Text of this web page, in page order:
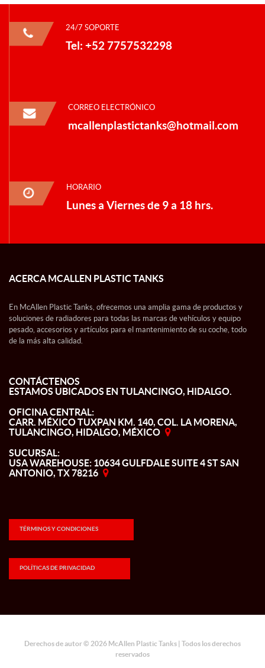
24/7 SOPORTE
Tel: +52 7757532298
CORREO ELECTRÓNICO
mcallenplastictanks@hotmail.com
HORARIO
Lunes a Viernes de 9 a 18 hrs.
ACERCA MCALLEN PLASTIC TANKS
En McAllen Plastic Tanks, ofrecemos una amplia gama de productos y
soluciones de radiadores para todas las marcas de vehículos y equipo
pesado, accesorios y artículos para el mantenimiento de su coche, todo
de la más alta calidad.
CONTÁCTENOS
ESTAMOS UBICADOS EN TULANCINGO, HIDALGO.
OFICINA CENTRAL:
CARR. MÉXICO TUXPAN KM. 140, COL. LA MORENA,
TULANCINGO, HIDALGO, MÉXICO
SUCURSAL:
USA WAREHOUSE: 10634 GULFDALE SUITE 4 ST SAN
ANTONIO, TX 78216
TÉRMINOS Y CONDICIONES
POLÍTICAS DE PRIVACIDAD
Derechos de autor © 2026 McAllen Plastic Tanks | Todos los derechos
reservados